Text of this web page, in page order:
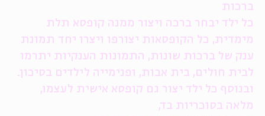
ברכות
כל ילד יבחר ברכה ויצור ממנה קופסא תלת
מימדית, כל הקופסאות יצורפו ויצרו יחד תמונת
ענק של ברכות שונות, התמונות הענקיות יתרמו
לבית חולים, בית אבות, ופנימייה לילדים בסיכון.
ובנוסף כל ילד יצור גם קופסא אישית לעצמו,
מלאה בסוכריות בד,